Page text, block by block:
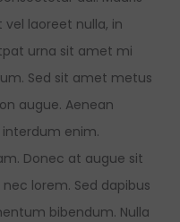
laoreet nulla, in
urna sit amet mi
Sed sit amet metus
augue. Aenean
enim.
Donec at augue sit
lorem. Sed dapibus
bibendum. Nulla